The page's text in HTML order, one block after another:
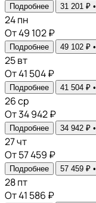
Подробнее 31 201 ₽ •
24пн
От 49 102 ₽
Подробнее 49 102 ₽ •
25вт
От 41 504 ₽
Подробнее 41 504 ₽ •
26ср
От 34 942 ₽
Подробнее 34 942 ₽ •
27чт
От 57 459 ₽
Подробнее 57 459 ₽ •
28пт
От 41 586 ₽